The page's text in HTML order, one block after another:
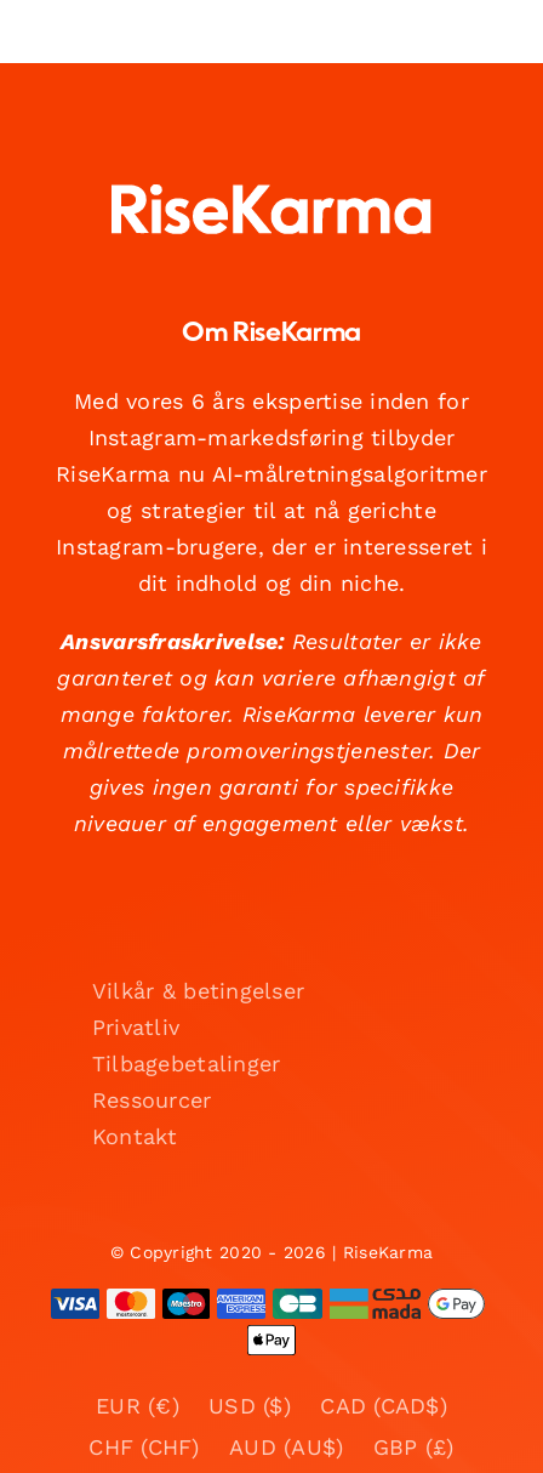
Om RiseKarma
Med vores 6 års ekspertise inden for
Instagram-markedsføring tilbyder
RiseKarma nu AI-målretningsalgoritmer
og strategier til at nå gerichte
Instagram-brugere, der er interesseret i
dit indhold og din niche.
Ansvarsfraskrivelse:Resultater er ikke
garanteret og kan variere afhængigt af
mange faktorer. RiseKarma leverer kun
målrettede promoveringstjenester. Der
gives ingen garanti for specifikke
niveauer af engagement eller vækst.
Vilkår & betingelser
Privatliv
Tilbagebetalinger
Ressourcer
Kontakt
© Copyright 2020 - 2026 | RiseKarma
EUR (€) USD ($)
CAD (CAD$)
CHF (CHF)
AUD (AU$)
GBP (£)